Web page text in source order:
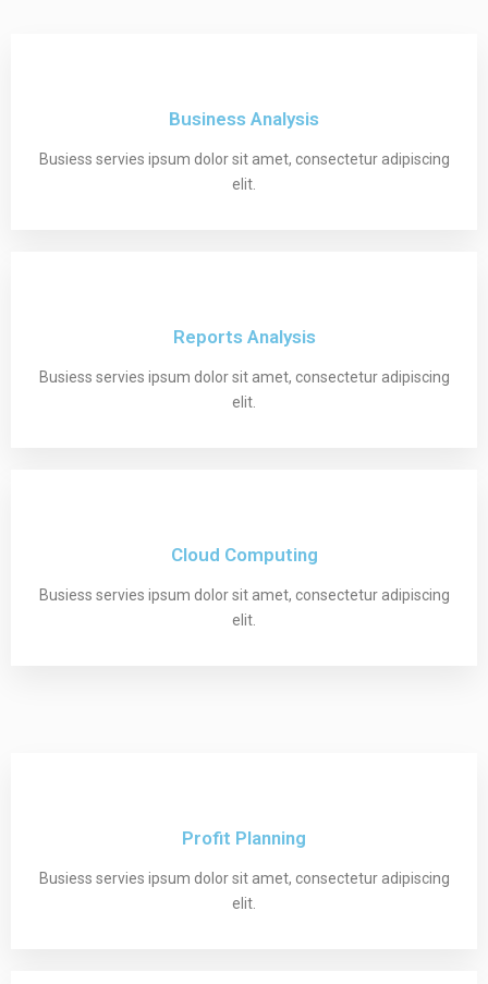
Business Analysis
Busiess servies ipsum dolor sit amet, consectetur adipiscing
elit.
Reports Analysis
Busiess servies ipsum dolor sit amet, consectetur adipiscing
elit.
Cloud Computing
Busiess servies ipsum dolor sit amet, consectetur adipiscing
elit.
Profit Planning
Busiess servies ipsum dolor sit amet, consectetur adipiscing
elit.